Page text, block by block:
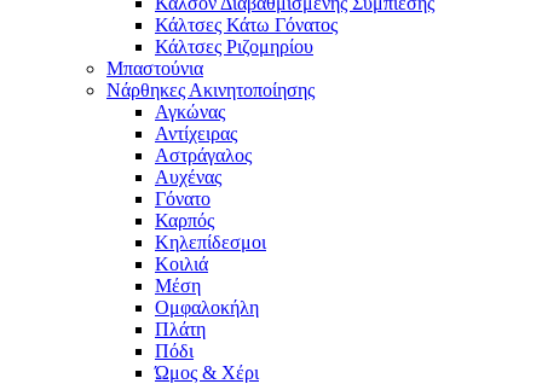
Κάλτσες Κάτω Γόνατος
Κάλτσες Ριζομηρίου
Μπαστούνια
Νάρθηκες Ακινητοποίησης
Αγκώνας
Αντίχειρας
Αστράγαλος
Αυχένας
Γόνατο
Καρπός
Κηλεπίδεσμοι
Κοιλιά
Μέση
Ομφαλοκήλη
Πλάτη
Πόδι
Ώμος & Χέρι